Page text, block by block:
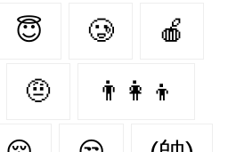
😇 🥲 🍎
🤨 👨‍👩‍👦